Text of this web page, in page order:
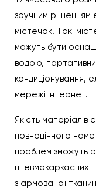
зручним рішенням
містечок. Такі
можуть бути
водою,
кондиціонування,
мережі Інтернет.
Якість
повноцінного
проблем зможуть
пневмокаркасних
з армованої